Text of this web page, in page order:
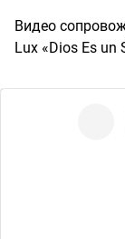
Видео
Lux «Dios Es un